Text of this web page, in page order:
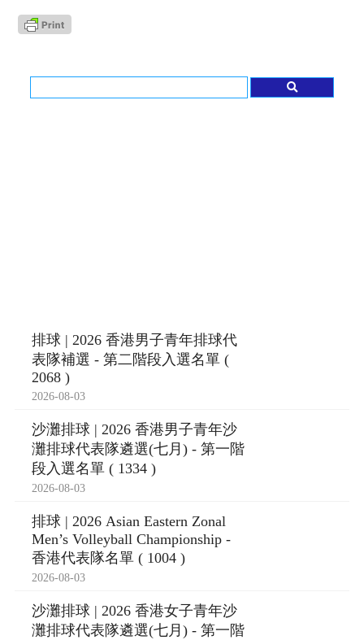
排球 | 2026 香港男子青年排球代
表隊補選 - 第二階段入選名單 (
2068 )
2026-08-03
沙灘排球 | 2026 香港男子青年沙
灘排球代表隊遴選(七月) - 第一階
段入選名單 ( 1334 )
2026-08-03
排球 | 2026 Asian Eastern Zonal
Men’s Volleyball Championship -
香港代表隊名單 ( 1004 )
2026-08-03
沙灘排球 | 2026 香港女子青年沙
灘排球代表隊遴選(七月) - 第一階